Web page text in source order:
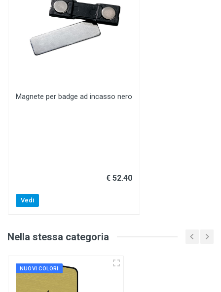
Magnete per badge ad incasso nero
€ 52.40
Vedi
Nella stessa categoria
NUOVI COLORI